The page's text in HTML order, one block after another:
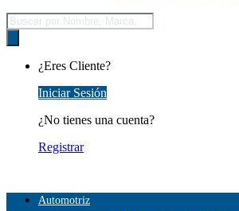
Búsqueda
de
productos
¿Eres Cliente?
Iniciar Sesión
¿No tienes una cuenta?
Registrar
Automotriz